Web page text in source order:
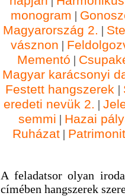
monogram |
Magyarország 2. |
vásznon |
Mementó |
Magyar karácsonyi
Festett hangszerek |
eredeti nevük 2. |
semmi | Hazai
Ruházat |
A feladatsor olyan
címében hangszerek